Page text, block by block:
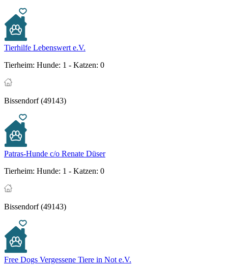
Tierhilfe Lebenswert e.V.
Tierheim: Hunde: 1 - Katzen: 0
Bissendorf (49143)
Patras-Hunde c/o Renate Düser
Tierheim: Hunde: 1 - Katzen: 0
Bissendorf (49143)
Free Dogs Vergessene Tiere in Not e.V.